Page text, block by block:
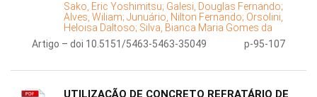
Sako, Eric Yoshimitsu; Galesi, Douglas Fernando;
Alves, Wiliam; Junuário, Nilton Fernando; Orsolini,
Heloisa Daltoso; Silva, Bianca Maria Gomes da
Artigo – doi 10.5151/5463-5463-35049
p-95-107
UTILIZAÇÃO DE CONCRETO REFRATÁRIO DE